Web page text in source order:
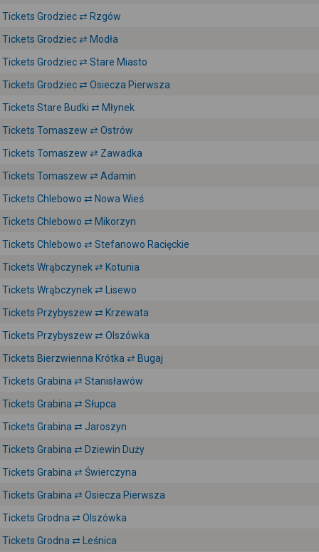
Tickets Grodziec ⇄ Rzgów
Tickets Grodziec ⇄ Modła
Tickets Grodziec ⇄ Stare Miasto
Tickets Grodziec ⇄ Osiecza Pierwsza
Tickets Stare Budki ⇄ Młynek
Tickets Tomaszew ⇄ Ostrów
Tickets Tomaszew ⇄ Zawadka
Tickets Tomaszew ⇄ Adamin
Tickets Chlebowo ⇄ Nowa Wieś
Tickets Chlebowo ⇄ Mikorzyn
Tickets Chlebowo ⇄ Stefanowo Racięckie
Tickets Wrąbczynek ⇄ Kotunia
Tickets Wrąbczynek ⇄ Lisewo
Tickets Przybyszew ⇄ Krzewata
Tickets Przybyszew ⇄ Olszówka
Tickets Bierzwienna Krótka ⇄ Bugaj
Tickets Grabina ⇄ Stanisławów
Tickets Grabina ⇄ Słupca
Tickets Grabina ⇄ Jaroszyn
Tickets Grabina ⇄ Dziewin Duży
Tickets Grabina ⇄ Świerczyna
Tickets Grabina ⇄ Osiecza Pierwsza
Tickets Grodna ⇄ Olszówka
Tickets Grodna ⇄ Leśnica